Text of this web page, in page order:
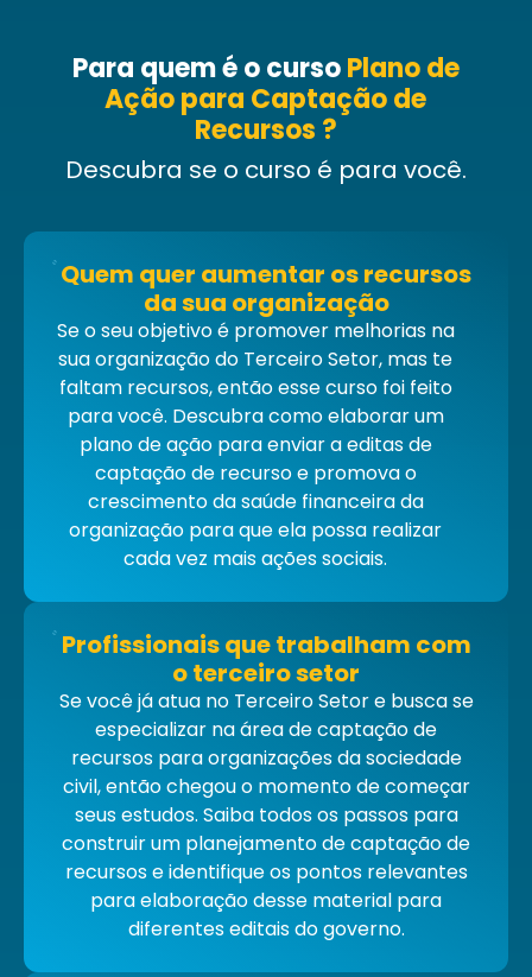
Para quem é o cursoPlano de
Ação para Captação de
Recursos ?
Descubra se o curso é para você.
Quem quer aumentar os recursos
da sua organização
Se o seu objetivo é promover melhorias na
sua organização do Terceiro Setor, mas te
faltam recursos, então esse curso foi feito
para você. Descubra como elaborar um
plano de ação para enviar a editas de
captação de recurso e promova o
crescimento da saúde financeira da
organização para que ela possa realizar
cada vez mais ações sociais.
Profissionais que trabalham com
o terceiro setor
Se você já atua no Terceiro Setor e busca se
especializar na área de captação de
recursos para organizações da sociedade
civil, então chegou o momento de começar
seus estudos. Saiba todos os passos para
construir um planejamento de captação de
recursos eidentifique os pontos relevantes
para elaboração desse material para
diferentes editais do governo.